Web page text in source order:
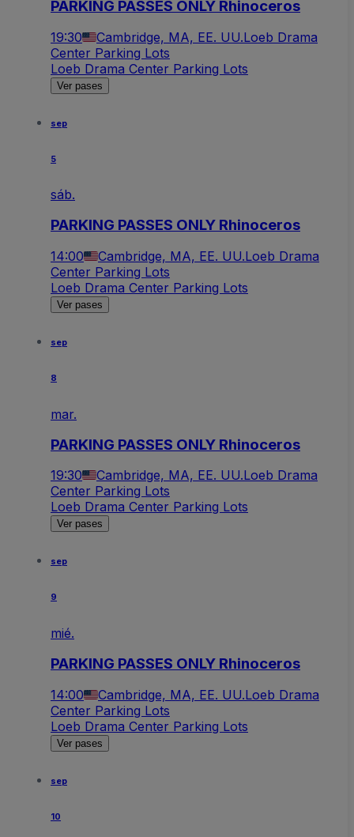
PARKING PASSES ONLY Rhinoceros
19:30 Cambridge, MA, EE. UU.Loeb Drama
Center Parking Lots
Loeb Drama Center Parking Lots
Ver pases
sep
5
sáb.
PARKING PASSES ONLY Rhinoceros
14:00 Cambridge, MA, EE. UU.Loeb Drama
Center Parking Lots
Loeb Drama Center Parking Lots
Ver pases
sep
8
mar.
PARKING PASSES ONLY Rhinoceros
19:30 Cambridge, MA, EE. UU.Loeb Drama
Center Parking Lots
Loeb Drama Center Parking Lots
Ver pases
sep
9
mié.
PARKING PASSES ONLY Rhinoceros
14:00 Cambridge, MA, EE. UU.Loeb Drama
Center Parking Lots
Loeb Drama Center Parking Lots
Ver pases
sep
10